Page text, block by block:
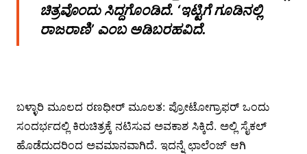
ಚಿತ್ರವೊಂದು ಸಿದ್ದಗೊಂಡಿದೆ. ‘ಇಟ್ಟಿಗೆ ಗೂಡಿನಲ್ಲಿ
ರಾಜರಾಣಿ’ ಎಂಬ ಅಡಿಬರಹವಿದೆ.
ಬಳ್ಳಾರಿ ಮೂಲದ ರಣಧೀರ್ ಮೂಲತ: ಪ್ರೋಟೋಗ್ರಾಫರ್ ಒಂದು
ಸಂದರ್ಭದಲ್ಲಿ ಕಿರುಚಿತ್ರಕ್ಕೆ ನಟಿಸುವ ಅವಕಾಶ ಸಿಕ್ಕಿದೆ. ಅಲ್ಲಿ ಸೈಕಲ್
ಹೊಡೆದುದರಿಂದ ಅವಮಾನವಾಗಿದೆ. ಇದನ್ನೆ ಛಾಲೆಂಜ್ ಆಗಿ